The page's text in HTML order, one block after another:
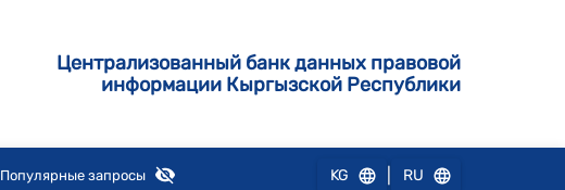
Централизованный банк данных правовой
информации Кыргызской Республики
Популярные запросы KG RU